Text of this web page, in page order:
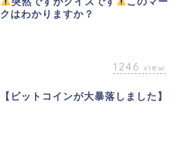
クはわかりますか？
1246 view
【ビットコインが大暴落しました】